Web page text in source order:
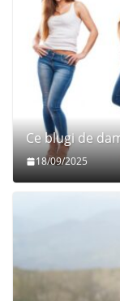
Ce blugi de
18/09/2025